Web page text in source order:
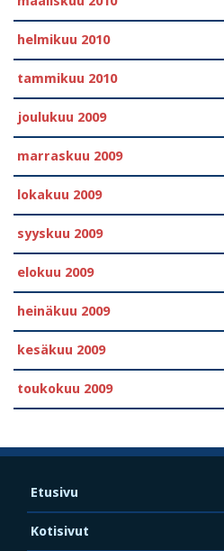
helmikuu 2010
tammikuu 2010
joulukuu 2009
marraskuu 2009
lokakuu 2009
syyskuu 2009
elokuu 2009
heinäkuu 2009
kesäkuu 2009
toukokuu 2009
Etusivu
Kotisivut